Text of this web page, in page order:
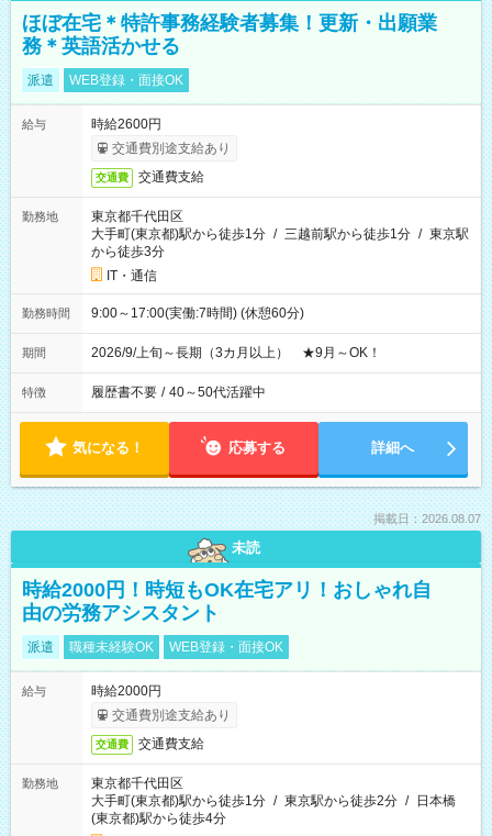
ほぼ在宅＊特許事務経験者募集！更新・出願業
務＊英語活かせる
派遣 WEB登録・面接OK
給与
時給2600円
交通費別途支給あり
交通費 交通費支給
勤務地
東京都千代田区
大手町(東京都)駅から徒歩1分 / 三越前駅から徒歩1分 / 東京駅
から徒歩3分
IT・通信
勤務時間 9:00～17:00(実働:7時間) (休憩60分)
期間 2026/9/上旬～長期（3カ月以上） ★9月～OK！
特徴 履歴書不要 / 40～50代活躍中
気になる！ 応募する 詳細へ
掲載日：2026.08.07
未読
時給2000円！時短もOK在宅アリ！おしゃれ自
由の労務アシスタント
派遣 職種未経験OK WEB登録・面接OK
給与
時給2000円
交通費別途支給あり
交通費 交通費支給
勤務地
東京都千代田区
大手町(東京都)駅から徒歩1分 / 東京駅から徒歩2分 / 日本橋
(東京都)駅から徒歩4分